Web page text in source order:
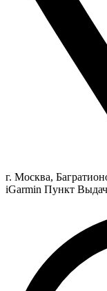
г. Москва,
iGarmin Пункт